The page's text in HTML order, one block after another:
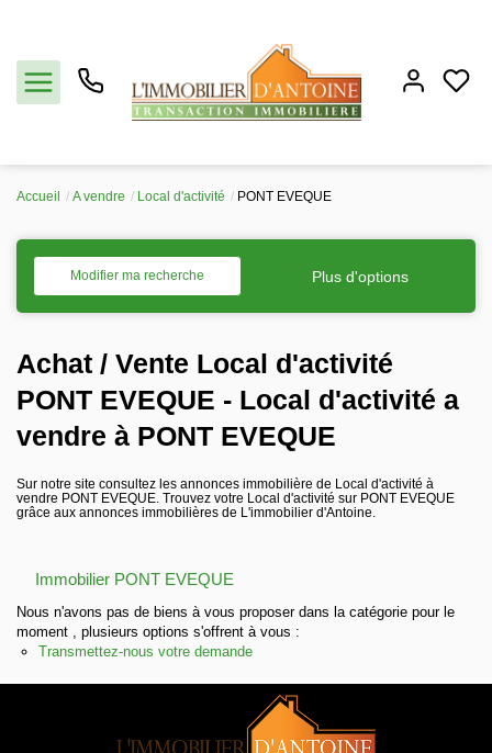
Vendre
Notre agence
Partenaires
Nos avis
Contact
Accueil A vendre Local d'activité PONT EVEQUE
Modifier ma recherche Plus d'options
Achat / Vente Local d'activité
PONT EVEQUE - Local d'activité a
vendre à PONT EVEQUE
Sur notre site consultez les annonces immobilière de Local d'activité à
vendre PONT EVEQUE. Trouvez votre Local d'activité sur PONT EVEQUE
grâce aux annonces immobilières de L'immobilier d'Antoine.
Immobilier PONT EVEQUE
Nous n'avons pas de biens à vous proposer dans la catégorie pour le
moment , plusieurs options s'offrent à vous :
Transmettez-nous votre demande